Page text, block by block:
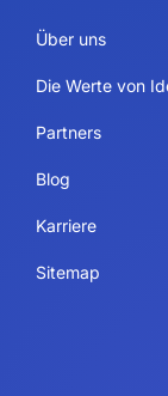
Über uns
Die Werte von
Partners
Blog
Karriere
Sitemap